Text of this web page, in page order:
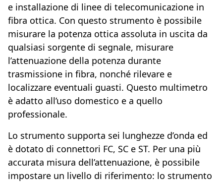
e installazione di linee di telecomunicazione in
fibra ottica. Con questo strumento è possibile
misurare la potenza ottica assoluta in uscita da
qualsiasi sorgente di segnale, misurare
l’attenuazione della potenza durante
trasmissione in fibra, nonché rilevare e
localizzare eventuali guasti. Questo multimetro
è adatto all’uso domestico e a quello
professionale.
Lo strumento supporta sei lunghezze d’onda ed
è dotato di connettori FC, SC e ST. Per una più
accurata misura dell’attenuazione, è possibile
impostare un livello di riferimento: lo strumento